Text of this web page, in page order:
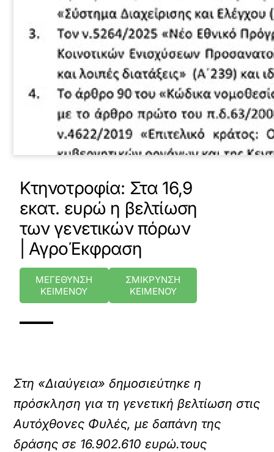
Κτηνοτροφία: Στα 16,9
εκατ. ευρώ η βελτίωση
των γενετικών πόρων
| ΑγροΈκφραση
ΜΕΓΕΘΥΝΣΗ
ΚΕΙΜΕΝΟΥ
ΣΜΙΚΡΥΝΣΗ
ΚΕΙΜΕΝΟΥ
Στη «Διαύγεια» δημοσιεύτηκε η
πρόσκληση για τη γενετική βελτίωση στις
Αυτόχθονες Φυλές, με δαπάνη της
δράσης σε 16.902.610 ευρώ.τους